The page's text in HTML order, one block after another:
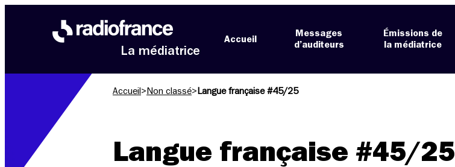
La médiatrice
Accueil
Messages
d’auditeurs
Émissions de
la médiatrice
Accueil > Non classé> Langue française #45/25
Langue française #45/25